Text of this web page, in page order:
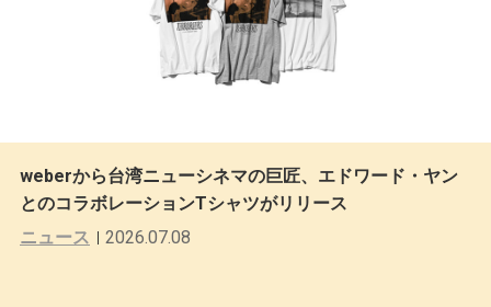
weberから台湾ニューシネマの巨匠、エドワード・ヤン
とのコラボレーションTシャツがリリース
ニュース
2026.07.08